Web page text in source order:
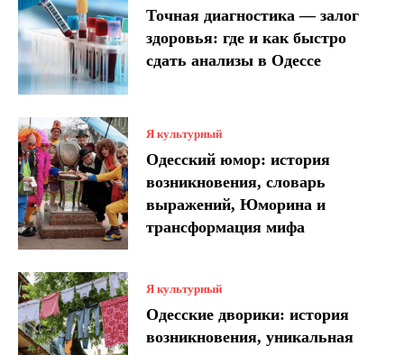
Точная диагностика — залог
здоровья: где и как быстро
сдать анализы в Одессе
Я культурный
Одесский юмор: история
возникновения, словарь
выражений, Юморина и
трансформация мифа
Я культурный
Одесские дворики: история
возникновения, уникальная